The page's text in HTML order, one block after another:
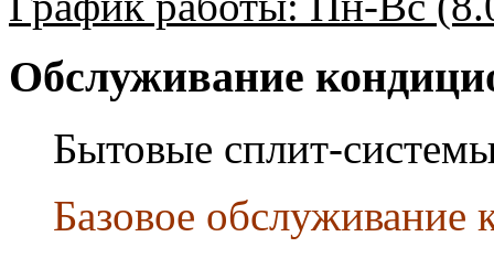
Обслуживание
Бытовые сплит-
Базовое обслуживание